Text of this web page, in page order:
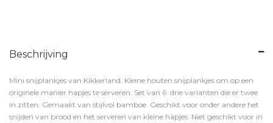
Beschrijving
Mini snijplankjes van Kikkerland. Kleine houten snijplankjes om op een
originele manier hapjes te serveren. Set van 6: drie varianten die er twee
in zitten. Gemaakt van stijlvol bamboe. Geschikt voor onder andere het
snijden van brood en het serveren van kleine hapjes. Niet geschikt voor in